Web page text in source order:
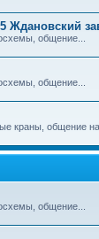
Ждановский
общение...
общение...
краны, общение
общение...